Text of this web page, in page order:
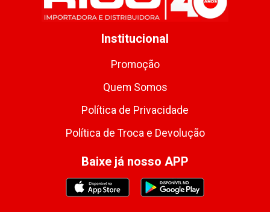
Institucional
Promoção
Quem Somos
Política de Privacidade
Política de Troca e Devolução
Baixe já nosso APP